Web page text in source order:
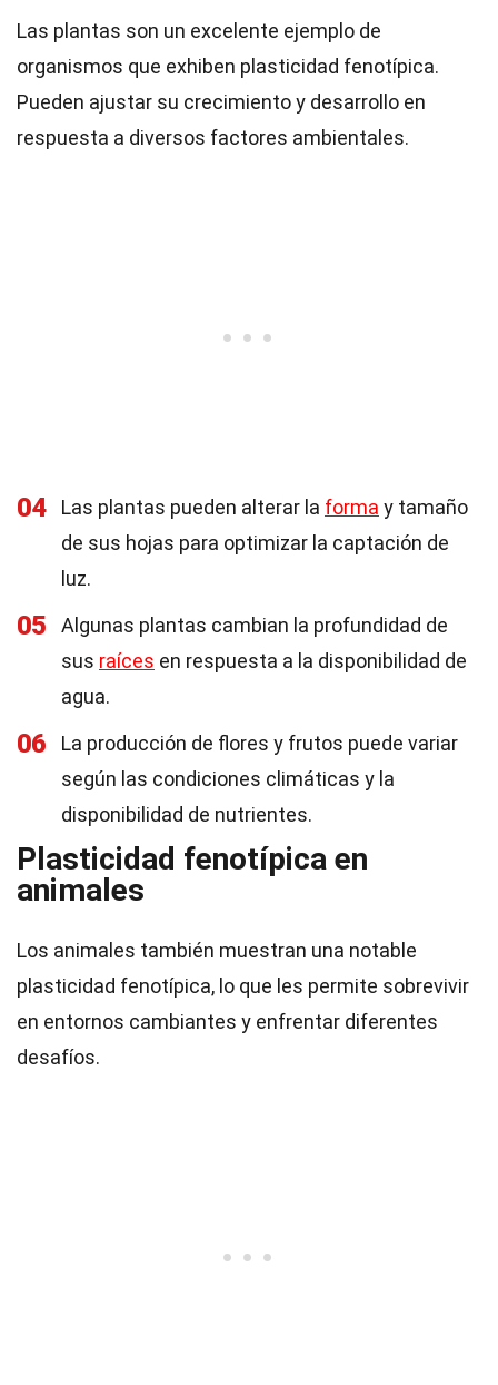
Las plantas son un excelente ejemplo de
organismos que exhiben plasticidad fenotípica.
Pueden ajustar su crecimiento y desarrollo en
respuesta a diversos factores ambientales.
04 Las plantas pueden alterar la forma y tamaño
de sus hojas para optimizar la captación de
luz.
05
Algunas plantas cambian la profundidad de
sus raíces en respuesta a la disponibilidad de
agua.
06
La producción de flores y frutos puede variar
según las condiciones climáticas y la
disponibilidad de nutrientes.
Plasticidad fenotípica en
animales
Los animales también muestran una notable
plasticidad fenotípica, lo que les permite sobrevivir
en entornos cambiantes y enfrentar diferentes
desafíos.